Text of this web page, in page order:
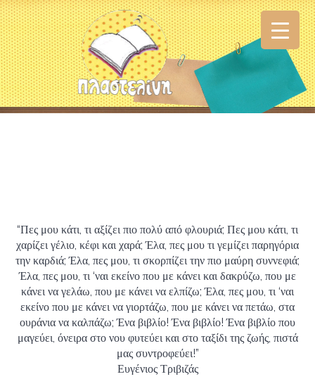
“Πες μου κάτι, τι αξίζει πιο πολύ από φλουριά; Πες μου κάτι, τι
χαρίζει γέλιο, κέφι και χαρά; Έλα, πες μου τι γεμίζει παρηγόρια
την καρδιά; Έλα, πες μου, τι σκορπίζει την πιο μαύρη συννεφιά;
Έλα, πες μου, τι ‘ναι εκείνο που με κάνει και δακρύζω, που με
κάνει να γελάω, που με κάνει να ελπίζω; Έλα, πες μου, τι ‘ναι
εκείνο που με κάνει να γιορτάζω, που με κάνει να πετάω, στα
ουράνια να καλπάζω; Ένα βιβλίο! Ένα βιβλίο! Ένα βιβλίο που
μαγεύει, όνειρα στο νου φυτεύει και στο ταξίδι της ζωής, πιστά
μας συντροφεύει!”
Ευγένιος Τριβιζάς